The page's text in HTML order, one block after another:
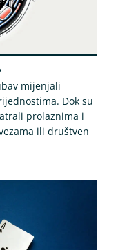
mijenjali
Dok su
prolaznima i
ili društven